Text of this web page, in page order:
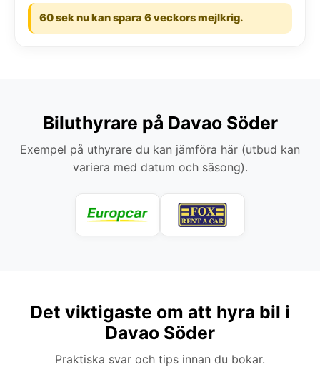
60 sek nu kan spara 6 veckors mejlkrig.
Biluthyrare på Davao Söder
Exempel på uthyrare du kan jämföra här (utbud kan
variera med datum och säsong).
Det viktigaste om att hyra bil i
Davao Söder
Praktiska svar och tips innan du bokar.